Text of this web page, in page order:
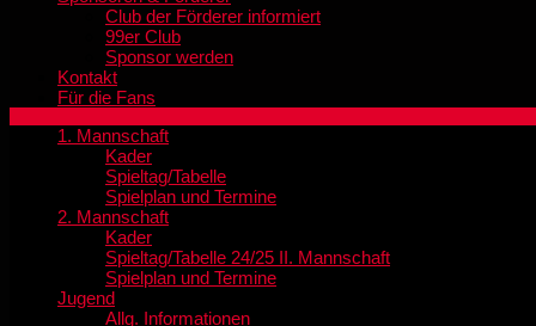
Club der Förderer informiert
99er Club
Sponsor werden
Kontakt
Für die Fans
1. Mannschaft
Kader
Spieltag/Tabelle
Spielplan und Termine
2. Mannschaft
Kader
Spieltag/Tabelle 24/25 II. Mannschaft
Spielplan und Termine
Jugend
Allg. Informationen